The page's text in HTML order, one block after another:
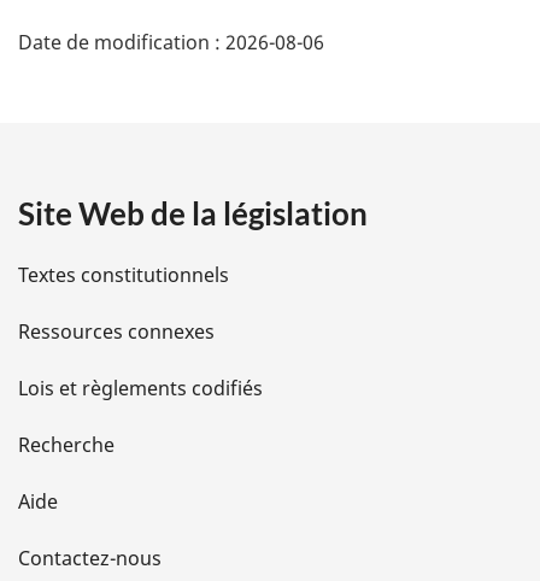
é
i
l
s
d
e
l
Date de modification : 2026-08-06
Site Web de la législation
Textes constitutionnels
Ressources connexes
Lois et règlements codifiés
Recherche
Aide
Contactez-nous